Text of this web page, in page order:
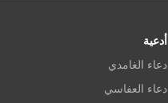
أدعية
دعاء الغامدي
دعاء العفاسي